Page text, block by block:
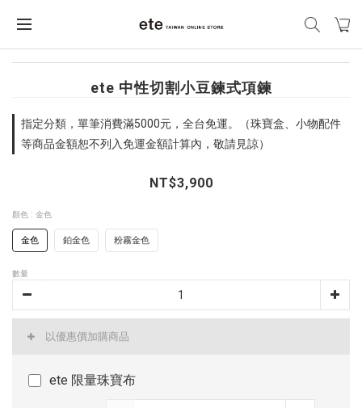
ete 中性切割小豆鍊式項鍊
指定分類，單筆消費滿5000元，全台免運。（珠寶盒、小物配件
等商品金額恕不列入免運金額計算內，敬請見諒）
NT$3,900
顏色 : 金色
金色 鉑金色 粉霧金色
數量
以優惠價加購商品
ete 限量珠寶布